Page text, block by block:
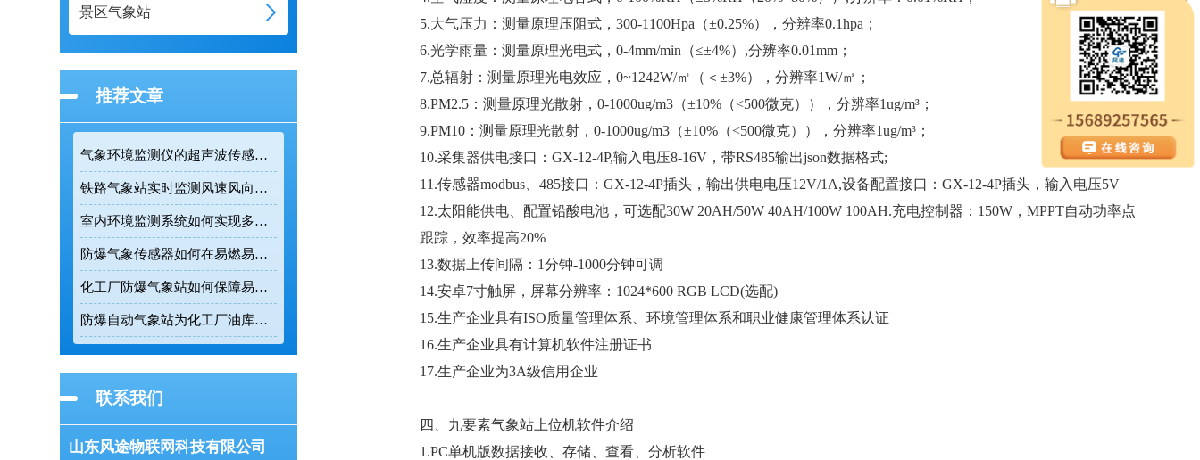
景区气象站
推荐文章
气象环境监测仪的超声波传感技术如何提升户外连续监测精度
铁路气象站实时监测风速风向为列车调度提供精准数据支撑
室内环境监测系统如何实现多参数实时在线监测
防爆气象传感器如何在易燃易爆环境中实现五要素一体化监测
化工厂防爆气象站如何保障易燃易爆环境的生产安全
防爆自动气象站为化工厂油库提供安全气象监测保障
联系我们
山东风途物联网科技有限公司
5.大气压力：测量原理压阻式，300-1100Hpa（±0.25%），分辨率0.1hpa；
6.光学雨量：测量原理光电式，0-4mm/min（≤±4%）,分辨率0.01mm；
7.总辐射：测量原理光电效应，0~1242W/㎡（＜±3%），分辨率1W/㎡；
8.PM2.5：测量原理光散射，0-1000ug/m3（±10%（<500微克）），分辨率1ug/m³；
9.PM10：测量原理光散射，0-1000ug/m3（±10%（<500微克）），分辨率1ug/m³；
10.采集器供电接口：GX-12-4P,输入电压8-16V，带RS485输出json数据格式;
11.传感器modbus、485接口：GX-12-4P插头，输出供电电压12V/1A,设备配置接口：GX-12-4P插头，输入电压5V
12.太阳能供电、配置铅酸电池，可选配30W 20AH/50W 40AH/100W 100AH.充电控制器：150W，MPPT自动功率点
跟踪，效率提高20%
13.数据上传间隔：1分钟-1000分钟可调
14.安卓7寸触屏，屏幕分辨率：1024*600 RGB LCD(选配)
15.生产企业具有ISO质量管理体系、环境管理体系和职业健康管理体系认证
16.生产企业具有计算机软件注册证书
17.生产企业为3A级信用企业
四、九要素气象站上位机软件介绍
1.PC单机版数据接收、存储、查看、分析软件